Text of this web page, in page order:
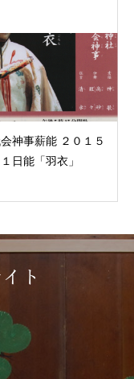
神事薪能 ２０１５
日能「羽衣」
ト